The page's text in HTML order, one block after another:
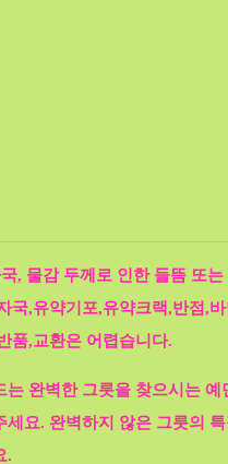
, 물감 두께로 인한 들뜸 또
국,유약기포,유약크랙,반점,
품,교환은 어렵습니다.
는 완벽한 그릇을 찾으시는
세요. 완벽하지 않은 그릇의
.